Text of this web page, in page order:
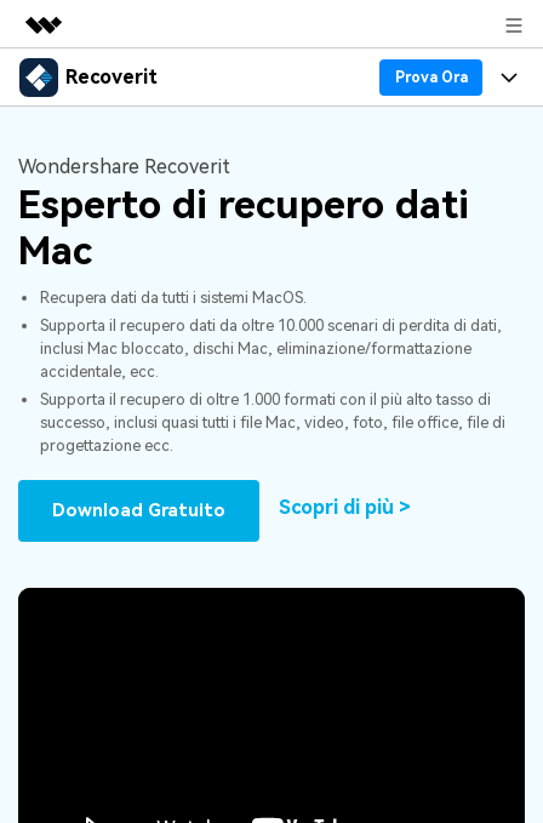
Prodotti in evidenza
Utilità
Panoramica
Soluzione
Chi siamo
Sala stampa
Negozio
Supporto
Recoverit Prova Ora
Recupero Dati
Backup Dati
Riparazione Dati
Funzionalità
Recover file Media
Recover Document Files
Recover From Devices
Blog
Problemi dei File
Problemi del Computer
Problemi del Dispositivo Archiviazione
Problemi del Backup
Supporto
Supporto
Novità
Storie
Guida
50% OFF!
SCARICA ORA Accedi
Wondershare Recoverit
Esperto di recupero dati
Mac
Recupera dati da tutti i sistemi MacOS.
Supporta il recupero dati da oltre 10.000 scenari di perdita di dati,
inclusi Mac bloccato, dischi Mac, eliminazione/formattazione
accidentale, ecc.
Supporta il recupero di oltre 1.000 formati con il più alto tasso di
successo, inclusi quasi tutti i file Mac, video, foto, file office, file di
progettazione ecc.
Download Gratuito Scopri di più >